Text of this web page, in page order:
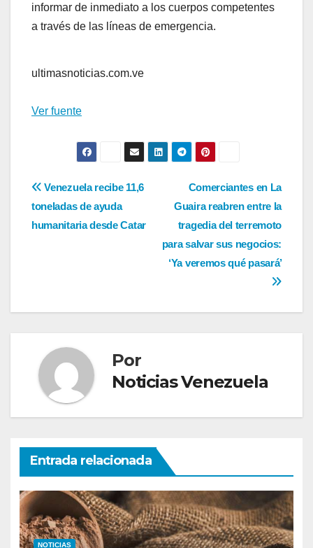
informar de inmediato a los cuerpos competentes
a través de las líneas de emergencia.
ultimasnoticias.com.ve
Ver fuente
Navegación
de
Comerciantes en La
Guaira reabren entre la
tragedia del terremoto
para salvar sus negocios:
‘Ya veremos qué pasará’
Venezuela recibe 11,6
toneladas de ayuda
humanitaria desde Catar
Por
Noticias Venezuela
Entrada relacionada
NOTICIAS